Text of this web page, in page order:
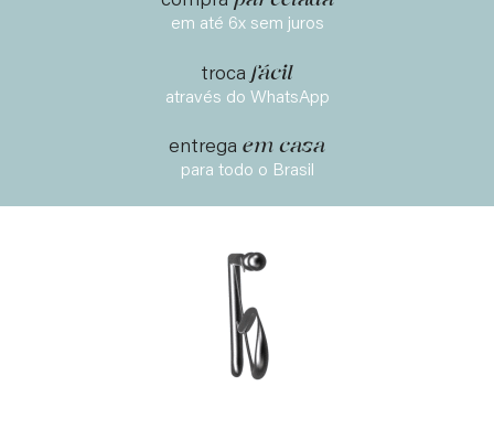
em até 6x sem juros
troca fácil
através do WhatsApp
entrega em casa
para todo o Brasil